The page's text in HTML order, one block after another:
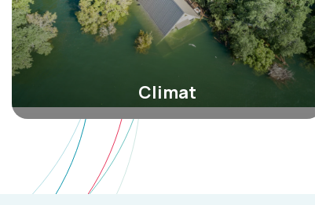
Climat